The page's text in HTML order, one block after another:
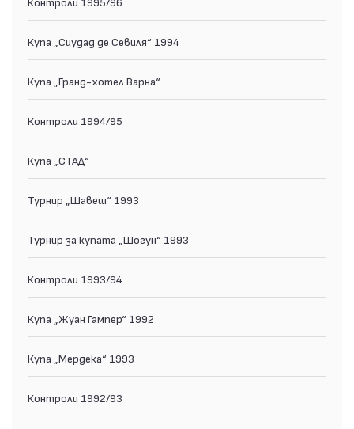
Купа „Сиудад де Севиля“ 1994
Купа „Гранд-хотел Варна“
Контроли 1994/95
Купа „СТАД“
Турнир „Шавеш“ 1993
Турнир за купата „Шогун“ 1993
Контроли 1993/94
Купа „Жуан Гампер“ 1992
Купа „Мердека“ 1993
Контроли 1992/93